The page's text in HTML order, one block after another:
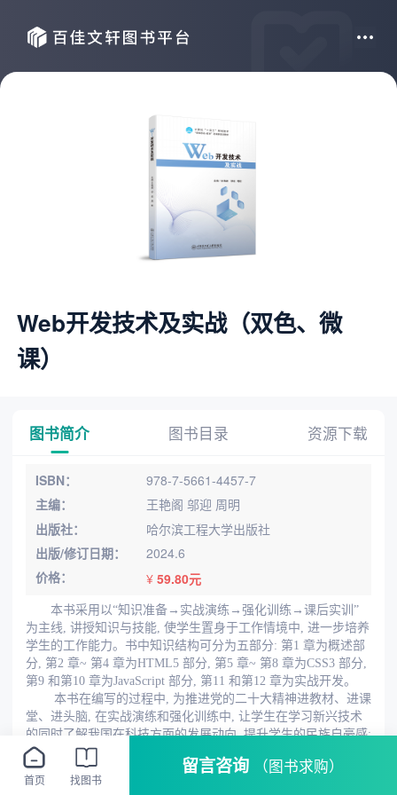
Web开发技术及实战（双色、微
课）
图书简介 图书目录 资源下载
ISBN：
978-7-5661-4457-7
主编：
王艳阁 邬迎 周明
出版社：
哈尔滨工程大学出版社
出版/修订日期：
2024.6
价格：
¥59.80元
本书采用以“知识准备→实战演练→强化训练→课后实训”
为主线, 讲授知识与技能, 使学生置身于工作情境中, 进一步培养
学生的工作能力。书中知识结构可分为五部分: 第1 章为概述部
分, 第2 章~ 第4 章为HTML5 部分, 第5 章~ 第8 章为CSS3 部分,
第9 和第10 章为JavaScript 部分, 第11 和第12 章为实战开发。
本书在编写的过程中, 为推进党的二十大精神进教材、进课
堂、进头脑, 在实战演练和强化训练中, 让学生在学习新兴技术
的同时了解我国在科技方面的发展动向, 提升学生的民族自豪感;
引导学生树立正确的世界观、人生观和价值观, 进一步提升学生
的职业素 养, 落实德才兼备的高素质技术技能人才培养要求。
首页 找图书
留言咨询 （图书求购）